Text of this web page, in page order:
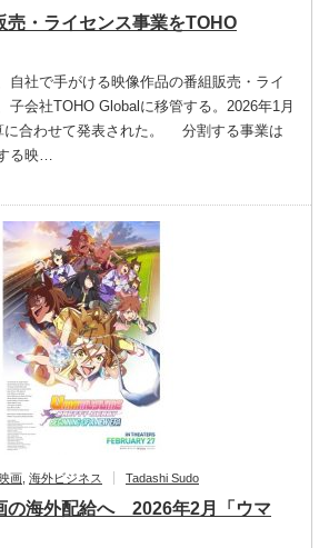
・ライセンス事業をTOHO
社で手がける映像作品の番組販売・ライ
子会社TOHO Globalに移管する。2026年1月
に合わせて発表された。 分割する事業は
る映…
画 海外ビジネス Tadashi Sudo
の海外配給へ 2026年2月「ウマ